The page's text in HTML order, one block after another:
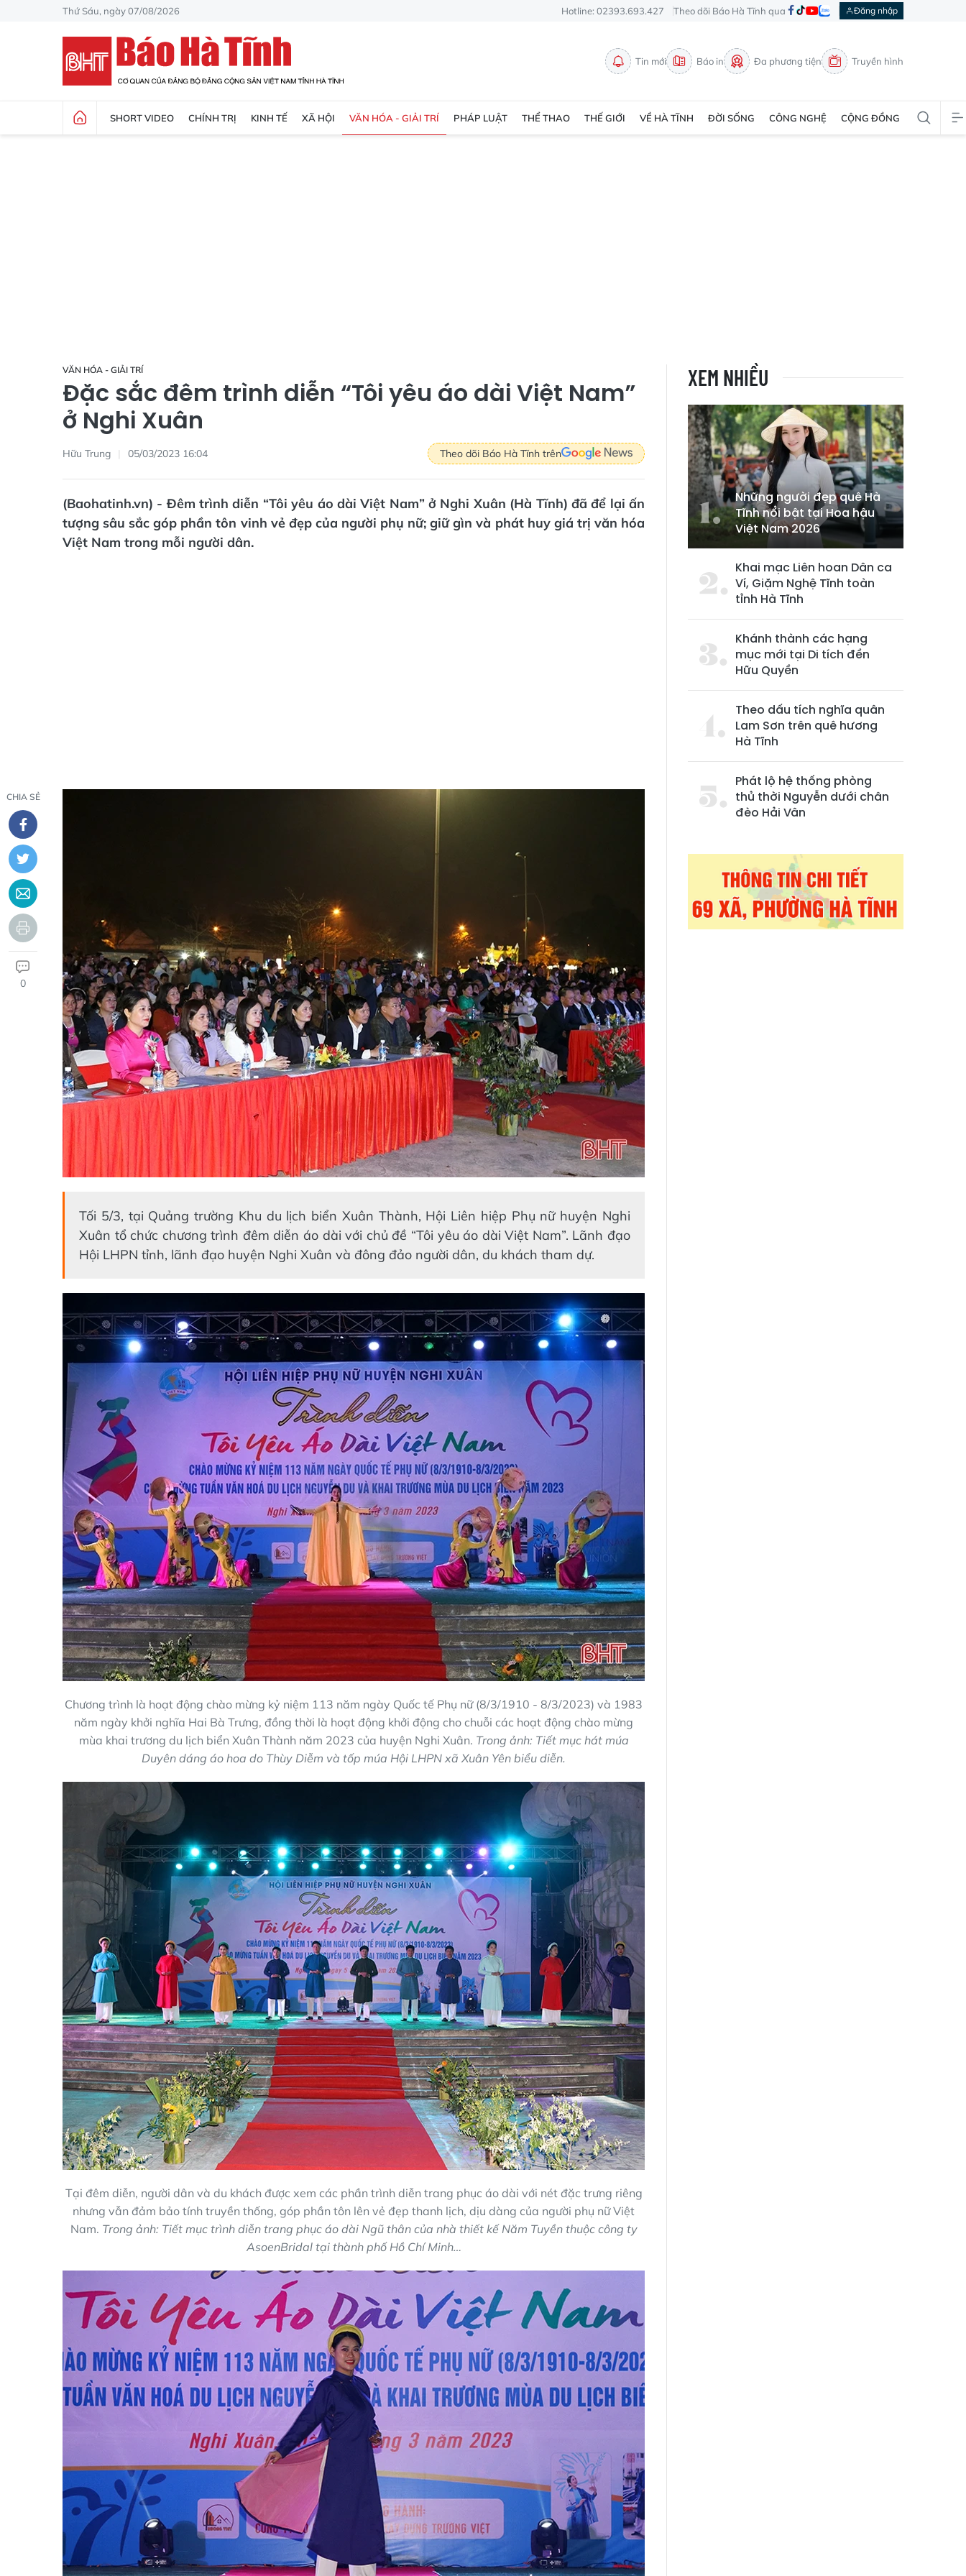
Thứ Sáu, ngày 07/08/2026 Hotline: 02393.693.427 Theo dõi Báo Hà Tĩnh qua Đăng nhập
Tin mới Báo in Đa phương tiện Truyền hình
SHORT VIDEO CHÍNH TRỊ KINH TẾ XÃ HỘI VĂN HÓA - GIẢI TRÍ PHÁP LUẬT THỂ THAO THẾ GIỚI VỀ HÀ TĨNH ĐỜI SỐNG CÔNG NGHỆ CỘNG ĐỒNG
VĂN HÓA - GIẢI TRÍ
Đặc sắc đêm trình diễn “Tôi yêu áo dài Việt Nam”
ở Nghi Xuân
Hữu Trung 05/03/2023 16:04 Theo dõi Báo Hà Tĩnh trên
(Baohatinh.vn) - Đêm trình diễn “Tôi yêu áo dài Việt Nam” ở Nghi Xuân (Hà Tĩnh) đã để lại ấn
tượng sâu sắc góp phần tôn vinh vẻ đẹp của người phụ nữ; giữ gìn và phát huy giá trị văn hóa
Việt Nam trong mỗi người dân.
CHIA SẺ
0
Tối 5/3, tại Quảng trường Khu du lịch biển Xuân Thành, Hội Liên hiệp Phụ nữ huyện Nghi
Xuân tổ chức chương trình đêm diễn áo dài với chủ đề “Tôi yêu áo dài Việt Nam”. Lãnh đạo
Hội LHPN tỉnh, lãnh đạo huyện Nghi Xuân và đông đảo người dân, du khách tham dự.
Chương trình là hoạt động chào mừng kỷ niệm 113 năm ngày Quốc tế Phụ nữ (8/3/1910 - 8/3/2023) và 1983
năm ngày khởi nghĩa Hai Bà Trưng, đồng thời là hoạt động khởi động cho chuỗi các hoạt động chào mừng
mùa khai trương du lịch biển Xuân Thành năm 2023 của huyện Nghi Xuân. Trong ảnh: Tiết mục hát múa
Duyên dáng áo hoa do Thùy Diễm và tốp múa Hội LHPN xã Xuân Yên biểu diễn.
Tại đêm diễn, người dân và du khách được xem các phần trình diễn trang phục áo dài với nét đặc trưng riêng
nhưng vẫn đảm bảo tính truyền thống, góp phần tôn lên vẻ đẹp thanh lịch, dịu dàng của người phụ nữ Việt
Nam. Trong ảnh: Tiết mục trình diễn trang phục áo dài Ngũ thân của nhà thiết kế Năm Tuyền thuộc công ty
AsoenBridal tại thành phố Hồ Chí Minh…
XEM NHIỀU
Những người đẹp quê Hà
Tĩnh nổi bật tại Hoa hậu
Việt Nam 2026
Khai mạc Liên hoan Dân ca
Ví, Giặm Nghệ Tĩnh toàn
tỉnh Hà Tĩnh
Khánh thành các hạng
mục mới tại Di tích đền
Hữu Quyền
Theo dấu tích nghĩa quân
Lam Sơn trên quê hương
Hà Tĩnh
Phát lộ hệ thống phòng
thủ thời Nguyễn dưới chân
đèo Hải Vân